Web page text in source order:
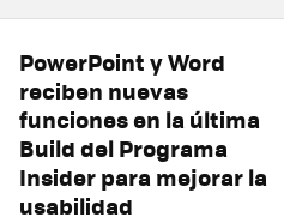
PowerPoint y Word
reciben nuevas
funciones en la última
Build del Programa
Insider para mejorar la
usabilidad